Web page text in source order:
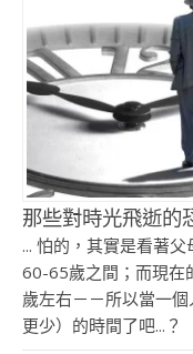
那些對時光飛逝的
... 怕的，其實是看著
60-65歲之間；而現在
歲左右－－所以當一
更少）的時間了吧...？